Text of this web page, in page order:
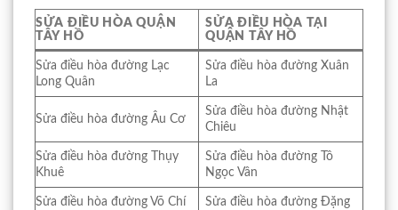
SỬA ĐIỀU HÒA QUẬN
TÂY HỒ
SỬA ĐIỀU HÒA TẠI
QUẬN TÂY HỒ
Sửa điều hòa đường Lạc
Long Quân
Sửa điều hòa đường Xuân
La
Sửa điều hòa đường Âu Cơ
Sửa điều hòa đường Nhật
Chiêu
Sửa điều hòa đường Thụy
Khuê
Sửa điều hòa đường Tô
Ngọc Vân
Sửa điều hòa đường Võ Chí
Sửa điều hòa đường Đặng